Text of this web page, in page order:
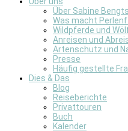
Über Sabine
Was macht
Wildpferde und
Anreisen und
Artenschutz und
Presse
Häufig gestellte
Dies & Das
Blog
Reiseberichte
Privattouren
Buch
Kalender